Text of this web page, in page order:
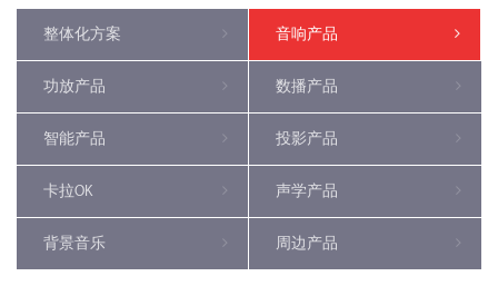
整体化方案 音响产品
功放产品 数播产品
智能产品 投影产品
卡拉OK 声学产品
背景音乐 周边产品